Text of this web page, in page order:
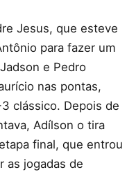
Jesus, que esteve
para fazer um
e Pedro
nas pontas,
clássico. Depois de
Adílson o tira
final, que entrou
as jogadas de